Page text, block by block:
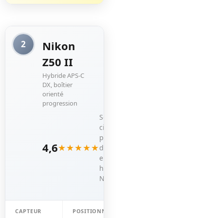
2
Nikon
Z50 II
Hybride APS-C
DX, boîtier
orienté
progression
4,6★★★★★
Souvent
cité
pour
débuter
en
hybride
Nikon
CAPTEUR POSITIONNEMENT